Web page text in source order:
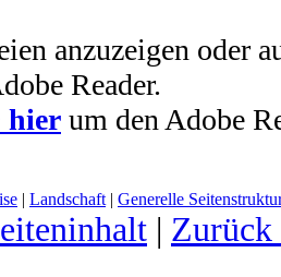
anzuzeigen oder
Reader.
hier um den Adobe
| Landschaft | Generelle
| Zurück